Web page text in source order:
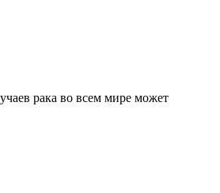
рака во всем мире может